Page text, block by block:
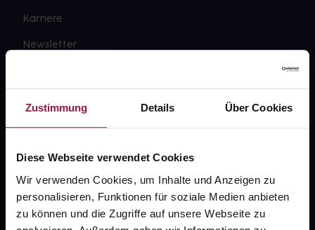
Zustimmung Details Über Cookies
Diese Webseite verwendet Cookies
Wir verwenden Cookies, um Inhalte und Anzeigen zu
personalisieren, Funktionen für soziale Medien anbieten
zu können und die Zugriffe auf unsere Webseite zu
Karriere
Newsletter
Datenschutz
AGB
Impressum